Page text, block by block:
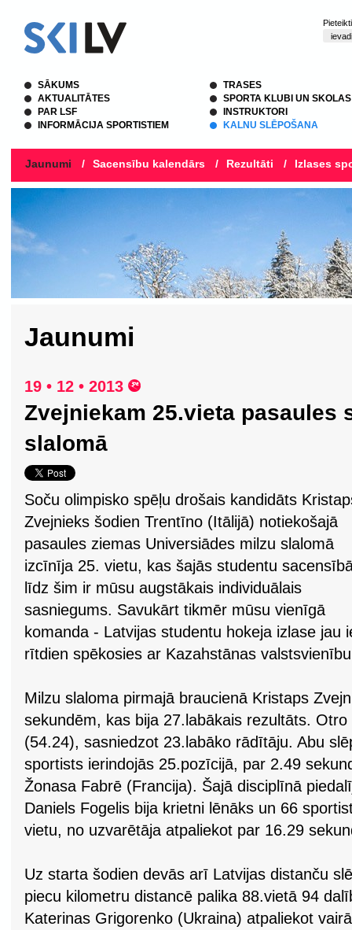
SĀKUMS
AKTUALITĀTES
PAR LSF
INFORMĀCIJA SPORTISTIEM
TRASES
SPORTA KLUBI UN SKOLAS
INSTRUKTORI
KALNU SLĒPOŠANA
Jaunumi / Sacensību kalendārs / Rezultāti / Izlases
Jaunumi
19 • 12 • 2013
Zvejniekam 25.vieta pasaules
slalomā
Soču olimpisko spēļu drošais kandidāts
Zvejnieks šodien Trentīno (Itālijā) notiekošajā
pasaules ziemas Universiādes milzu slalomā
izcīnīja 25. vietu, kas šajās studentu
līdz šim ir mūsu augstākais individuālais
sasniegums. Savukārt tikmēr mūsu vienīgā
komanda - Latvijas studentu hokeja izlase jau
rītdien spēkosies ar Kazahstānas
Milzu slaloma pirmajā braucienā Kristaps
sekundēm, kas bija 27.labākais rezultāts.
(54.24), sasniedzot 23.labāko rādītāju. Abu
sportists ierindojās 25.pozīcijā, par 2.49
Žonasa Fabrē (Francija). Šajā disciplīnā
Daniels Fogelis bija krietni lēnāks un 66
vietu, no uzvarētāja atpaliekot par 16.29
Uz starta šodien devās arī Latvijas distanču
piecu kilometru distancē palika 88.vietā 94
Katerinas Grigorenko (Ukraina) atpaliekot